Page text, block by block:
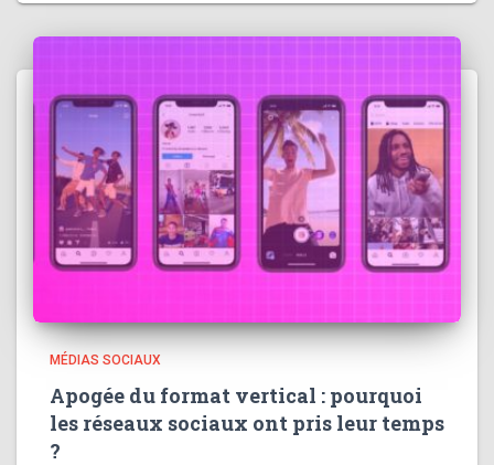
MÉDIAS SOCIAUX
Apogée du format vertical : pourquoi
les réseaux sociaux ont pris leur temps
?